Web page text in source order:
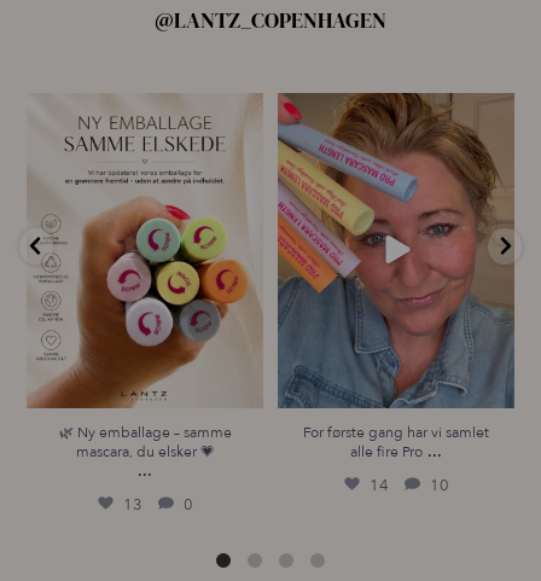
@LANTZ_COPENHAGEN
🌿 Ny emballage – samme
mascara, du elsker 💗
...
13
🌿 Ny emballage – samme
mascara, du elsker 💗
...
13 0
For første gang har vi samlet
alle fire Pro...
14
For første gang har vi samlet
alle fire Pro ...
14 10